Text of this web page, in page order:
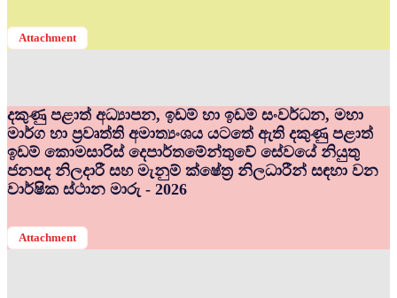
Attachment
දකුණු පළාත් අධ්‍යාපන, ඉඩම් හා ඉඩම් සංවර්ධන, මහා
මාර්ග හා ප්‍රවෘත්ති අමාත්‍යංශය යටතේ ඇති දකුණු පළාත්
ඉඩම් කොමසාරිස් දෙපාර්තමේන්තුවේ සේවයේ නියුතු
ජනපද නිලදාරී සහ මැනුම් ක්ෂේත්‍ර නිලධාරීන් සඳහා වන
වාර්ෂික ස්ථාන මාරු - 2026
Attachment